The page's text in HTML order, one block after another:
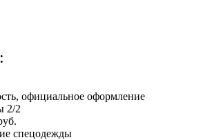
официальное оформление
2/2
спецодежды